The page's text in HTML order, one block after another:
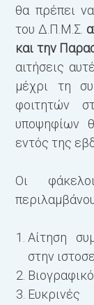
θα πρέπει
του Δ.Π.Μ.Σ.
και την
αιτήσεις
μέχρι τη
φοιτητών
υποψηφίων
εντός της
Οι
Αίτηση
στην